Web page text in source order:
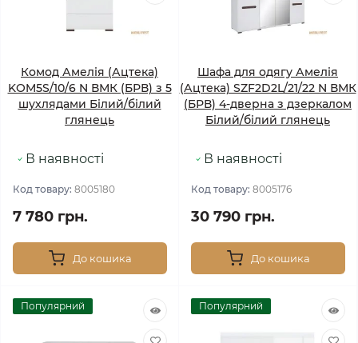
Комод Амелія (Ацтека)
KOM5S/10/6 N ВМК (БРВ) з 5
шухлядами Білий/білий
глянець
В наявності
Код товару: 8005180
7 780 грн.
До кошика
Шафа для одягу Амелія
(Ацтека) SZF2D2L/21/22 N ВМК
(БРВ) 4-дверна з дзеркалом
Білий/білий глянець
В наявності
Код товару: 8005176
30 790 грн.
До кошика
Популярний Популярний